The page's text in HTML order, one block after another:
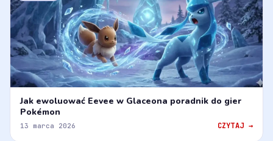
Jak ewoluować Eevee w Glaceona poradnik do gier
Pokémon
13 marca 2026 CZYTAJ →